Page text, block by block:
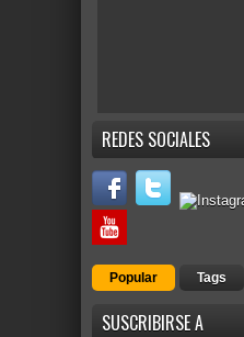
REDES SOCIALES
Popular Tags
SUSCRIBIRSE A